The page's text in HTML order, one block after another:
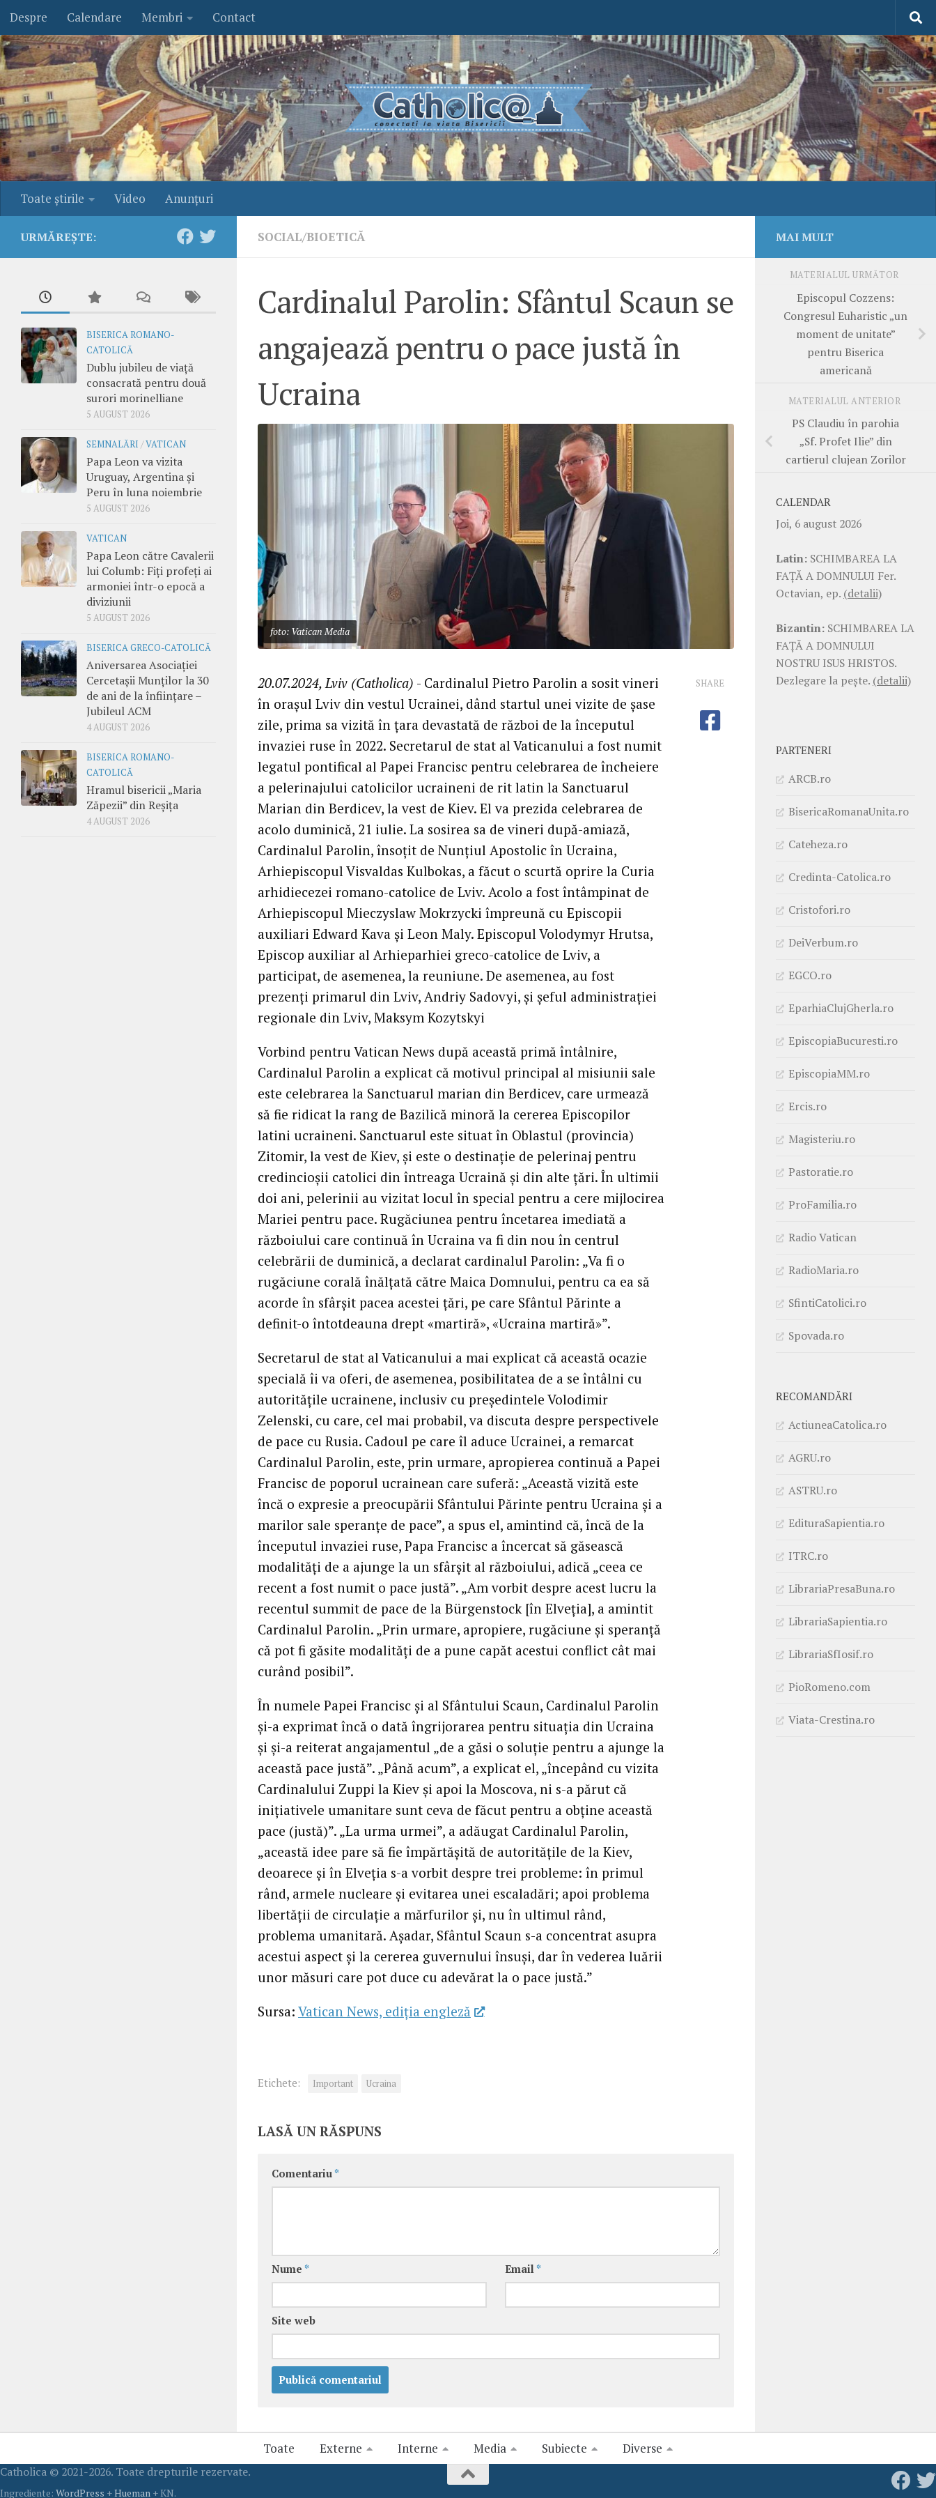
Skip to content
Despre Calendare Membri Contact
Toate ştirile Video Anunţuri
SOCIAL/BIOETICĂ
Cardinalul Parolin: Sfântul Scaun se
angajează pentru o pace justă în
Ucraina
foto: Vatican Media
20.07.2024, Lviv (Catholica) - Cardinalul Pietro Parolin a sosit vineri
în orașul Lviv din vestul Ucrainei, dând startul unei vizite de șase
zile, prima sa vizită în țara devastată de război de la începutul
invaziei ruse în 2022. Secretarul de stat al Vaticanului a fost numit
legatul pontifical al Papei Francisc pentru celebrarea de încheiere
a pelerinajului catolicilor ucraineni de rit latin la Sanctuarul
Marian din Berdicev, la vest de Kiev. El va prezida celebrarea de
acolo duminică, 21 iulie. La sosirea sa de vineri după-amiază,
Cardinalul Parolin, însoțit de Nunțiul Apostolic în Ucraina,
Arhiepiscopul Visvaldas Kulbokas, a făcut o scurtă oprire la Curia
arhidiecezei romano-catolice de Lviv. Acolo a fost întâmpinat de
Arhiepiscopul Mieczyslaw Mokrzycki împreună cu Episcopii
auxiliari Edward Kava și Leon Maly. Episcopul Volodymyr Hrutsa,
Episcop auxiliar al Arhieparhiei greco-catolice de Lviv, a
participat, de asemenea, la reuniune. De asemenea, au fost
prezenți primarul din Lviv, Andriy Sadovyi, și șeful administrației
regionale din Lviv, Maksym Kozytskyi
Vorbind pentru Vatican News după această primă întâlnire,
Cardinalul Parolin a explicat că motivul principal al misiunii sale
este celebrarea la Sanctuarul marian din Berdicev, care urmează
să fie ridicat la rang de Bazilică minoră la cererea Episcopilor
latini ucraineni. Sanctuarul este situat în Oblastul (provincia)
Zitomir, la vest de Kiev, și este o destinație de pelerinaj pentru
credincioșii catolici din întreaga Ucraină și din alte țări. În ultimii
doi ani, pelerinii au vizitat locul în special pentru a cere mijlocirea
Mariei pentru pace. Rugăciunea pentru încetarea imediată a
războiului care continuă în Ucraina va fi din nou în centrul
celebrării de duminică, a declarat cardinalul Parolin: „Va fi o
rugăciune corală înălțată către Maica Domnului, pentru ca ea să
acorde în sfârșit pacea acestei țări, pe care Sfântul Părinte a
definit-o întotdeauna drept «martiră», «Ucraina martiră»”.
Secretarul de stat al Vaticanului a mai explicat că această ocazie
specială îi va oferi, de asemenea, posibilitatea de a se întâlni cu
autoritățile ucrainene, inclusiv cu președintele Volodimir
Zelenski, cu care, cel mai probabil, va discuta despre perspectivele
de pace cu Rusia. Cadoul pe care îl aduce Ucrainei, a remarcat
Cardinalul Parolin, este, prin urmare, apropierea continuă a Papei
Francisc de poporul ucrainean care suferă: „Această vizită este
încă o expresie a preocupării Sfântului Părinte pentru Ucraina și a
marilor sale speranțe de pace”, a spus el, amintind că, încă de la
începutul invaziei ruse, Papa Francisc a încercat să găsească
modalități de a ajunge la un sfârșit al războiului, adică „ceea ce
recent a fost numit o pace justă”. „Am vorbit despre acest lucru la
recentul summit de pace de la Bürgenstock [în Elveția], a amintit
Cardinalul Parolin. „Prin urmare, apropiere, rugăciune și speranță
că pot fi găsite modalități de a pune capăt acestui conflict cât mai
curând posibil”.
În numele Papei Francisc și al Sfântului Scaun, Cardinalul Parolin
și-a exprimat încă o dată îngrijorarea pentru situația din Ucraina
și și-a reiterat angajamentul „de a găsi o soluție pentru a ajunge la
această pace justă”. „Până acum”, a explicat el, „începând cu vizita
Cardinalului Zuppi la Kiev și apoi la Moscova, ni s-a părut că
inițiativele umanitare sunt ceva de făcut pentru a obține această
pace (justă)”. „La urma urmei”, a adăugat Cardinalul Parolin,
„această idee pare să fie împărtășită de autoritățile de la Kiev,
deoarece și în Elveția s-a vorbit despre trei probleme: în primul
rând, armele nucleare și evitarea unei escaladări; apoi problema
libertății de circulație a mărfurilor și, nu în ultimul rând,
problema umanitară. Așadar, Sfântul Scaun s-a concentrat asupra
acestui aspect și la cererea guvernului însuși, dar în vederea luării
unor măsuri care pot duce cu adevărat la o pace justă.”
Sursa: Vatican News, ediția engleză
SHARE
Etichete: Important Ucraina
LASĂ UN RĂSPUNS
Comentariu *
Nume * Email *
Site web
URMĂREȘTE:
BISERICA ROMANO-
CATOLICĂ
Dublu jubileu de viață
consacrată pentru două
surori morinelliane
5 AUGUST 2026
SEMNALĂRI /VATICAN
Papa Leon va vizita
Uruguay, Argentina și
Peru în luna noiembrie
5 AUGUST 2026
VATICAN
Papa Leon către Cavalerii
lui Columb: Fiți profeți ai
armoniei într-o epocă a
diviziunii
5 AUGUST 2026
BISERICA GRECO-CATOLICĂ
Aniversarea Asociației
Cercetașii Munților la 30
de ani de la înființare –
Jubileul ACM
4 AUGUST 2026
BISERICA ROMANO-
CATOLICĂ
Hramul bisericii „Maria
Zăpezii” din Reșița
4 AUGUST 2026
MAI MULT
MATERIALUL URMĂTOR
Episcopul Cozzens:
Congresul Euharistic „un
moment de unitate”
pentru Biserica
americană
MATERIALUL ANTERIOR
PS Claudiu în parohia
„Sf. Profet Ilie” din
cartierul clujean Zorilor
CALENDAR
Joi, 6 august 2026
Latin: SCHIMBAREA LA
FAŢĂ A DOMNULUI Fer.
Octavian, ep. (detalii)
Bizantin: SCHIMBAREA LA
FAŢĂ A DOMNULUI
NOSTRU ISUS HRISTOS.
Dezlegare la pește. (detalii)
PARTENERI
ARCB.ro
BisericaRomanaUnita.ro
Cateheza.ro
Credinta-Catolica.ro
Cristofori.ro
DeiVerbum.ro
EGCO.ro
EparhiaClujGherla.ro
EpiscopiaBucuresti.ro
EpiscopiaMM.ro
Ercis.ro
Magisteriu.ro
Pastoratie.ro
ProFamilia.ro
Radio Vatican
RadioMaria.ro
SfintiCatolici.ro
Spovada.ro
RECOMANDĂRI
ActiuneaCatolica.ro
AGRU.ro
ASTRU.ro
EdituraSapientia.ro
ITRC.ro
LibrariaPresaBuna.ro
LibrariaSapientia.ro
LibrariaSfIosif.ro
PioRomeno.com
Viata-Crestina.ro
Toate Externe Interne Media Subiecte Diverse
Catholica © 2021-2026. Toate drepturile rezervate.
Ingrediente: WordPress +Hueman + KN.